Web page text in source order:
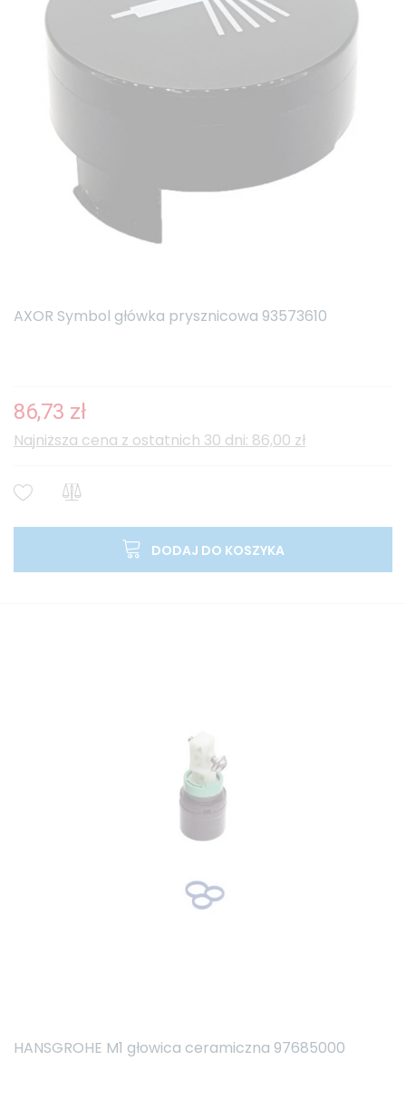
AXOR Symbol główka prysznicowa 93573610
86,73 zł
Najniższa cena z ostatnich 30 dni: 86,00 zł
DODAJ DO KOSZYKA
HANSGROHE M1 głowica ceramiczna 97685000